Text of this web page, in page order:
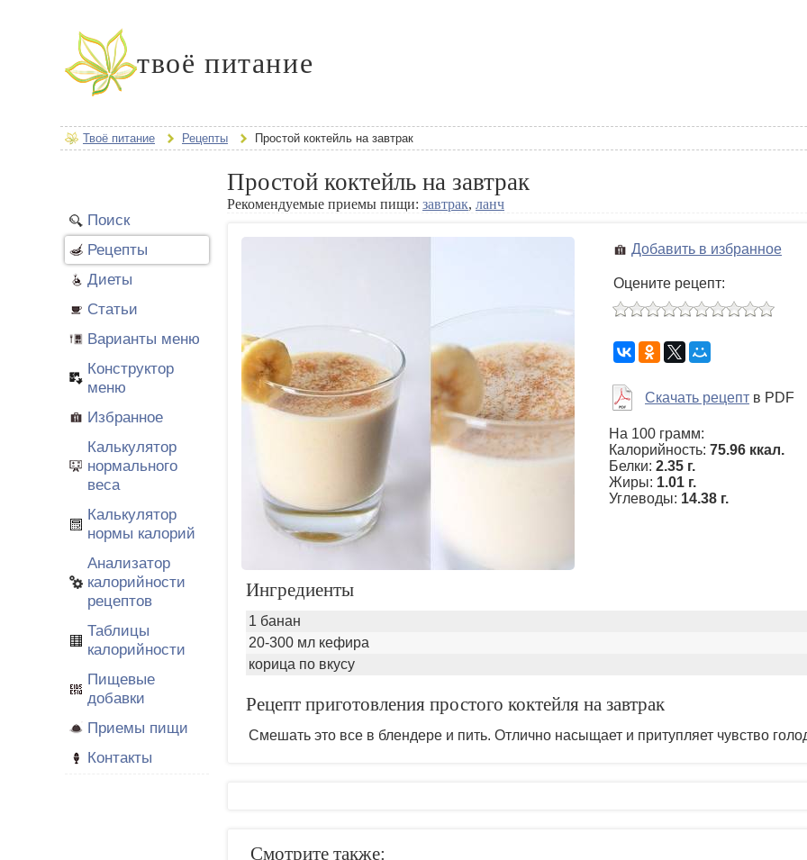
твоё питание
Твоё питание Рецепты Простой коктейль на завтрак
Поиск
Рецепты
Диеты
Статьи
Варианты меню
Конструктор
меню
Избранное
Калькулятор
нормального
веса
Калькулятор
нормы калорий
Анализатор
калорийности
рецептов
Таблицы
калорийности
Пищевые
добавки
Приемы пищи
Контакты
Простой коктейль на завтрак
Рекомендуемые приемы пищи: завтрак, ланч
Добавить в избранное
Оцените рецепт:
Скачать рецепт в PDF
На 100 грамм:
Калорийность: 75.96 ккал.
Белки: 2.35 г.
Жиры: 1.01 г.
Углеводы: 14.38 г.
Ингредиенты
1 банан
20-300 мл кефира
корица по вкусу
Рецепт приготовления простого коктейля на завтрак
Смешать это все в блендере и пить. Отлично насыщает и притупляет чувство
Смотрите также: